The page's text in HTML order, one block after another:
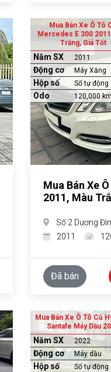
Mua Bán Xe Ô Tô
Mercedes E 300
Trắng, Giá Tốt
Năm SX 2011
Động cơ Máy Xăng
Hộp số Số tự động
Odo 120,000 km
Mua Bán Xe
2011, Màu
Số 2 Dương
2011
Đã bán
Mua Bán Xe Ô Tô Cũ
Santafe Máy Dầu
Năm SX 2022
Động cơ Máy dầu
Hộp số Số tự động